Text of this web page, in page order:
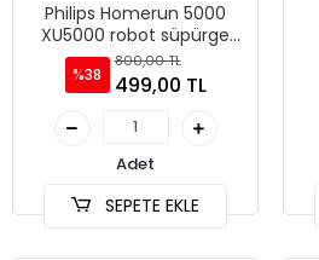
Philips Homerun 5000
XU5000 robot süpürge
uyumlu Toz Torbası 3
adet
%38
800,00 TL
499,00 TL
Adet
SEPETE EKLE